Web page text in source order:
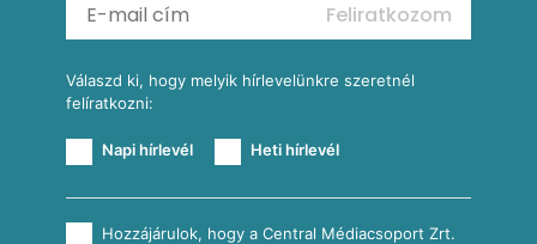
Feliratkozom
Válaszd ki, hogy melyik hírlevelünkre szeretnél
felíratkozni:
Napi hírlevél Heti hírlevél
Hozzájárulok, hogy a Central Médiacsoport Zrt.